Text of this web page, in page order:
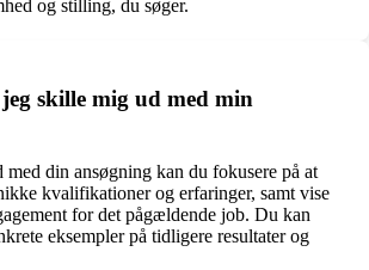
og stilling, du søger.
skille mig ud med min
din ansøgning kan du fokusere på at
kvalifikationer og erfaringer, samt vise
for det pågældende job. Du kan
eksempler på tidligere resultater og